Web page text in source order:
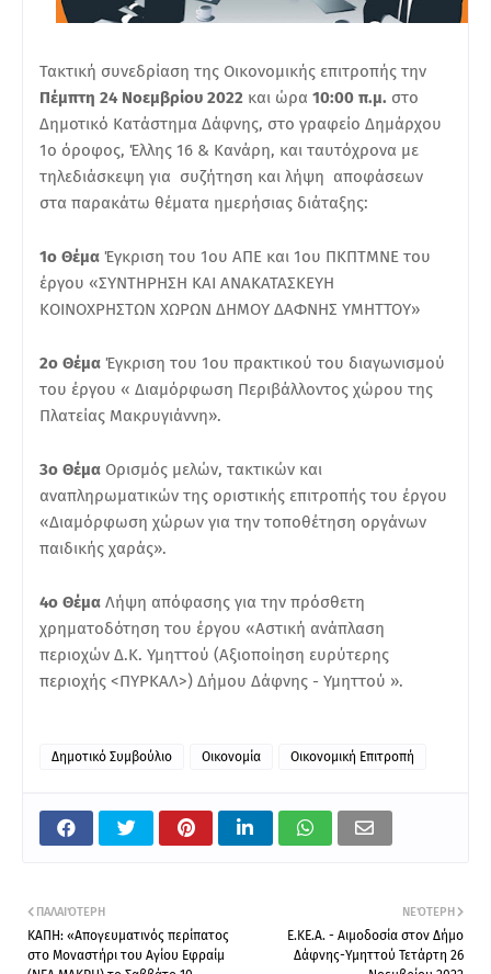
Τακτική συνεδρίαση της Οικονομικής επιτροπής την
Πέμπτη 24 Νοεμβρίου 2022 και ώρα 10:00 π.μ. στο
Δημοτικό Κατάστημα Δάφνης, στο γραφείο Δημάρχου
1ο όροφος, Έλλης 16 & Κανάρη, και ταυτόχρονα με
τηλεδιάσκεψη για συζήτηση και λήψη αποφάσεων
στα παρακάτω θέματα ημερήσιας διάταξης:
1ο Θέμα Έγκριση του 1ου ΑΠΕ και 1ου ΠΚΠΤΜΝΕ του
έργου «ΣΥΝΤΗΡΗΣΗ ΚΑΙ ΑΝΑΚΑΤΑΣΚΕΥΗ
ΚΟΙΝΟΧΡΗΣΤΩΝ ΧΩΡΩΝ ΔΗΜΟΥ ΔΑΦΝΗΣ ΥΜΗΤΤΟΥ»
2ο Θέμα Έγκριση του 1ου πρακτικού του διαγωνισμού
του έργου « Διαμόρφωση Περιβάλλοντος χώρου της
Πλατείας Μακρυγιάννη».
3ο Θέμα Ορισμός μελών, τακτικών και
αναπληρωματικών της οριστικής επιτροπής του έργου
«Διαμόρφωση χώρων για την τοποθέτηση οργάνων
παιδικής χαράς».
4ο Θέμα Λήψη απόφασης για την πρόσθετη
χρηματοδότηση του έργου «Αστική ανάπλαση
περιοχών Δ.Κ. Υμηττού (Αξιοποίηση ευρύτερης
περιοχής <ΠΥΡΚΑΛ>) Δήμου Δάφνης - Υμηττού ».
Δημοτικό Συμβούλιο Οικονομία Οικονομική Επιτροπή
ΝΕΌΤΕΡΗ
Ε.ΚΕ.Α. - Αιμοδοσία στον Δήμο
Δάφνης-Υμηττού Τετάρτη 26
ΠΑΛΑΙΌΤΕΡΗ
ΚΑΠΗ: «Απογευματινός περίπατος
στο Μοναστήρι του Αγίου Εφραίμ